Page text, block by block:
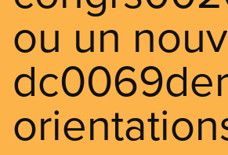
ou un